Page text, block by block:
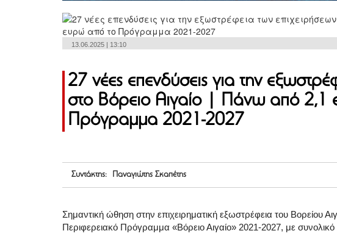
13.06.2025 | 13:10
27 νέες επενδύσεις για την
στο Βόρειο Αιγαίο | Πάνω από 2,1
Πρόγραμμα 2021-2027
Συντάκτης: Παναγιώτης Σκαπέτης
Σημαντική ώθηση στην επιχειρηματική εξωστρέφεια του Βορείου
Περιφερειακό Πρόγραμμα «Βόρειο Αιγαίο» 2021-2027, με